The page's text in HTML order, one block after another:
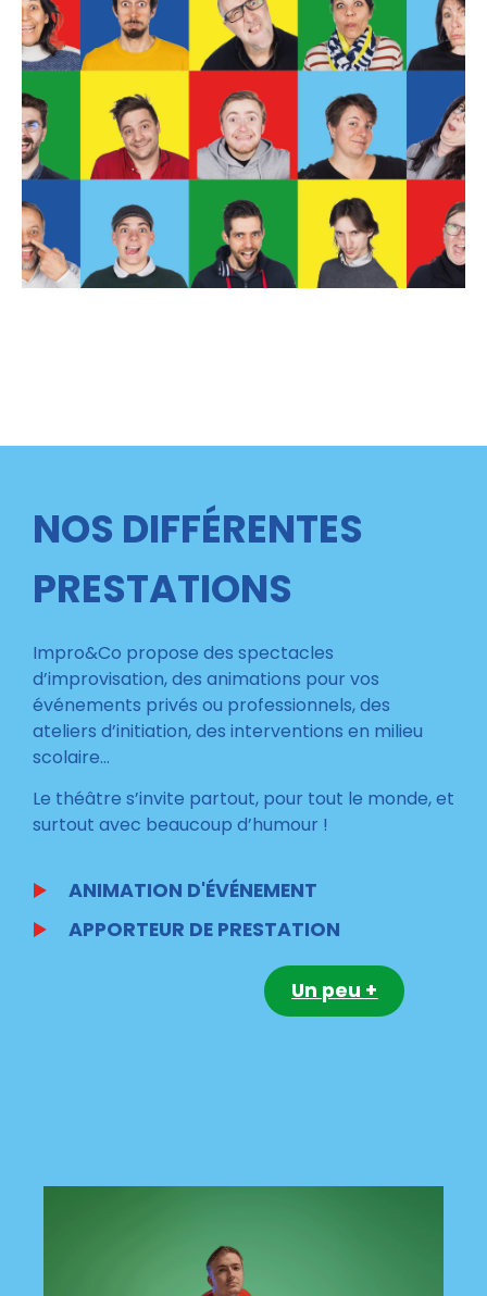
NOS DIFFÉRENTES
PRESTATIONS
Impro&Co propose des spectacles
d’improvisation, des animations pour vos
événements privés ou professionnels, des
ateliers d’initiation, des interventions en milieu
scolaire…
Le théâtre s’invite partout, pour tout le monde, et
surtout avec beaucoup d’humour !
ANIMATION D'ÉVÉNEMENT
APPORTEUR DE PRESTATION
Un peu +